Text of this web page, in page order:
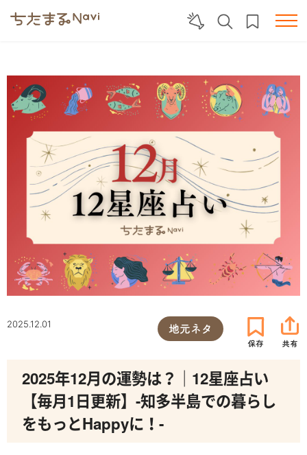
2025.12.01 地元ネタ
2025年12月の運勢は？｜12星座占い
【毎月1日更新】-知多半島での暮らし
をもっとHappyに！-